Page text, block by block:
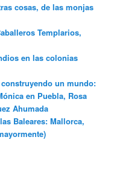
cosas, de las monjas
Templarios,
en las colonias
un mundo:
en Puebla, Rosa
Ahumada
Baleares: Mallorca,